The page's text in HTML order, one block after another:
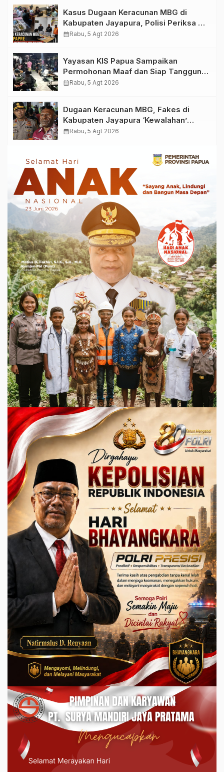
Kasus Dugaan Keracunan MBG di
Kabupaten Jayapura, Polisi Periksa 30
Orang Saksi
calendar_monthRabu, 5 Agt 2026
Yayasan KIS Papua Sampaikan
Permohonan Maaf dan Siap Tanggung
Biaya Korban Dugaan Keracunan MBG
calendar_monthRabu, 5 Agt 2026
Dugaan Keracunan MBG, Fakes di
Kabupaten Jayapura ‘Kewalahan’
Layani Ratusan Korban
calendar_monthRabu, 5 Agt 2026